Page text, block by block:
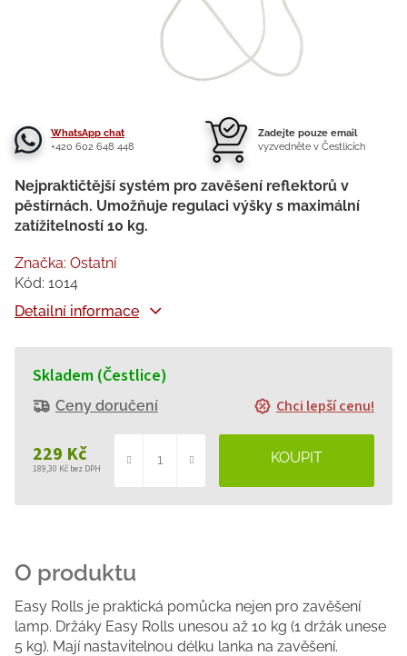
WhatsApp chat
+420 602 648 448
Zadejte pouze email
vyzvedněte v Čestlicích
229 Kč
189,30 Kč bez DPH
cena:
Skladem (Čestlice)
Ceny doručení Chci lepší cenu!
Nejpraktičtější systém pro zavěšení reflektorů v
pěstírnách. Umožňuje regulaci výšky s maximální
zatížitelností 10 kg.
Detailní informace
Značka: Ostatní
Kód: 1014
Easy Rolls je praktická pomůcka nejen pro zavěšení
lamp. Držáky Easy Rolls unesou až 10 kg (1 držák unese
5 kg). Mají nastavitelnou délku lanka na zavěšení.